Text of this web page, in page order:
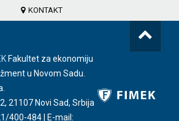
KONTAKT
Fakultet za ekonomiju
u Novom Sadu.
21107 Novi Sad, Srbija
400-484 | E-mail: